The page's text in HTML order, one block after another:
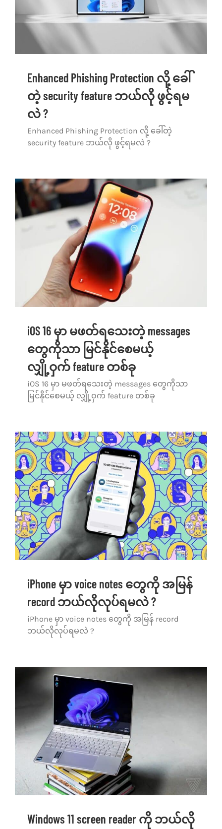
Enhanced Phishing Protection လို့ ခေါ်
တဲ့ security feature ဘယ်လို ဖွင့်ရမ
လဲ ?
Enhanced Phishing Protection လို့ ခေါ်တဲ့
security feature ဘယ်လို ဖွင့်ရမလဲ ?
iOS 16 မှာ မဖတ်ရသေးတဲ့ messages
တွေကိုသာ မြင်နိုင်စေမယ့်
လျှို့ဝှက် feature တစ်ခု
iOS 16 မှာ မဖတ်ရသေးတဲ့ messages တွေကိုသာ
မြင်နိုင်စေမယ့် လျှို့ဝှက် feature တစ်ခု
iPhone မှာ voice notes တွေကို အမြန်
record ဘယ်လိုလုပ်ရမလဲ ?
iPhone မှာ voice notes တွေကို အမြန် record
ဘယ်လိုလုပ်ရမလဲ ?
Windows 11 screen reader ကို ဘယ်လို